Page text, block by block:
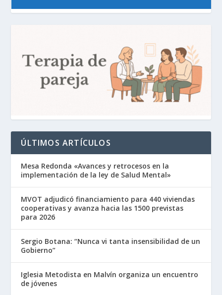
ÚLTIMOS ARTÍCULOS
Mesa Redonda «Avances y retrocesos en la
implementación de la ley de Salud Mental»
MVOT adjudicó financiamiento para 440 viviendas
cooperativas y avanza hacia las 1500 previstas
para 2026
Sergio Botana: “Nunca vi tanta insensibilidad de un
Gobierno”
Iglesia Metodista en Malvín organiza un encuentro
de jóvenes